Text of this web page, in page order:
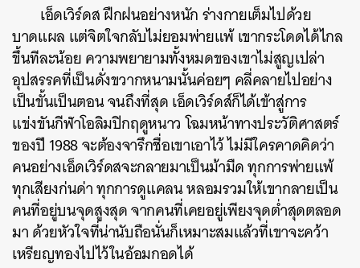
เอ็ดเวิร์ดส ฝึกฝนอย่างหนัก ร่างกายเต็มไปด้วย
บาดแผล แต่จิตใจกลับไม่ยอมพ่ายแพ้ เขากระโดดได้ไกล
ขึ้นทีละน้อย ความพยายามทั้งหมดของเขาไม่สูญเปล่า
อุปสรรคที่เป็นดั่งขวากหนามนั้นค่อยๆ คลี่คลายไปอย่าง
เป็นขั้นเป็นตอน จนถึงที่สุด เอ็ดเวิร์ดส์ก็ได้เข้าสู่การ
แข่งขันกีฬาโอลิมปิกฤดูหนาว โฉมหน้าทางประวัติศาสตร์
ของปี 1988 จะต้องจารึกชื่อเขาเอาไว้ ไม่มีใครคาดคิดว่า
คนอย่างเอ็ดเวิร์ดสจะกลายมาเป็นม้ามืด ทุกการพ่ายแพ้
ทุกเสียงก่นด่า ทุกการดูแคลน หลอมรวมให้เขากลายเป็น
คนที่อยู่บนจุดสูงสุด จากคนที่เคยอยู่เพียงจุดต่ำสุดตลอด
มา ด้วยหัวใจที่น่านับถือนั่นก็เหมาะสมแล้วที่เขาจะคว้า
เหรียญทองไปไว้ในอ้อมกอดได้